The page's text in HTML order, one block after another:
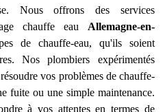
Nous offrons des services
chauffe eau Allemagne-en-
de chauffe-eau, qu'ils soient
Nos plombiers expérimentés
vos problèmes de chauffe-
fuite ou une simple maintenance.
à vos attentes en termes de